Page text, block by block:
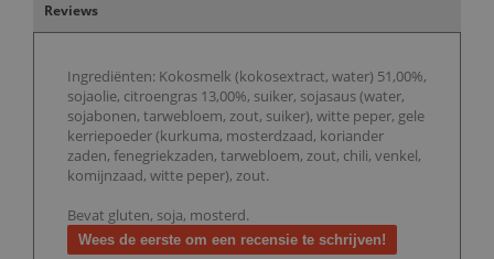
Reviews
Ingrediënten: Kokosmelk (kokosextract, water) 51,00%,
sojaolie, citroengras 13,00%, suiker, sojasaus (water,
sojabonen, tarwebloem, zout, suiker), witte peper, gele
kerriepoeder (kurkuma, mosterdzaad, koriander
zaden, fenegriekzaden, tarwebloem, zout, chili, venkel,
komijnzaad, witte peper), zout.
Bevat gluten, soja, mosterd.
Wees de eerste om een recensie te schrijven!